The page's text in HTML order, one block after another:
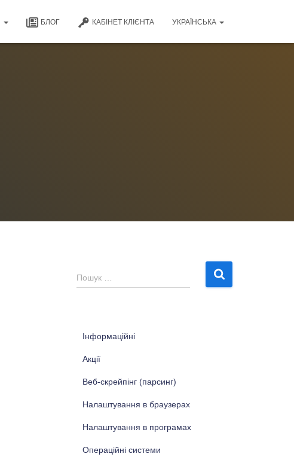
БЛОГ КАБІНЕТ КЛІЄНТА УКРАЇНСЬКА
П
о
Пошук …
Інформаційні
Акції
Веб-скрейпінг (парсинг)
Налаштування в браузерах
Налаштування в програмах
Операційні системи